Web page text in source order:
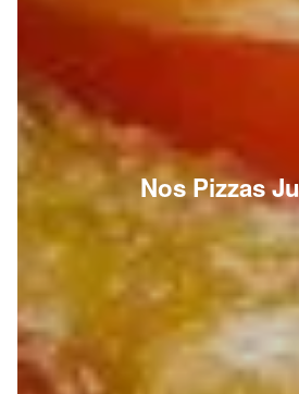
Nos Pizzas